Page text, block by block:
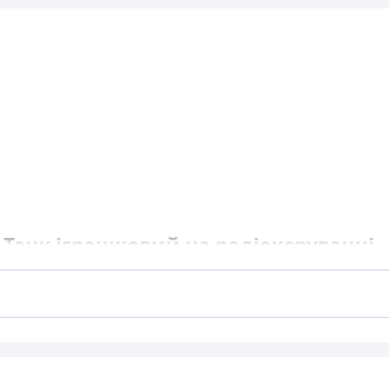
іграшковий на радіокеруванні
іграшку — Танк TOY. Цей приголомшливий